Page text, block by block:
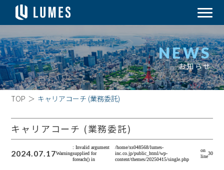
NEWS
お知らせ
TOP ＞ キャリアコーチ (業務委託)
キャリアコーチ (業務委託)
2024.07.17Warning
: Invalid argument
supplied for
foreach() in
/home/xs048568/lumes-
inc.co.jp/public_html/wp-
content/themes/20250415/single.php
on
line
30